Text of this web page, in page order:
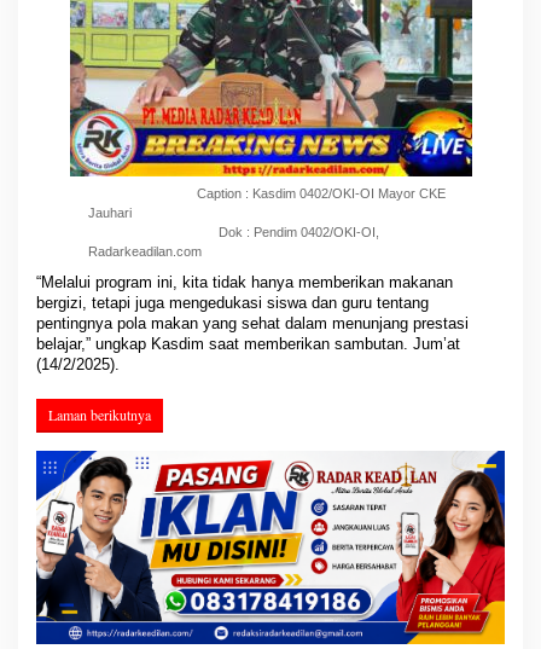
Caption : Kasdim 0402/OKI-OI Mayor CKE
Jauhari
Dok : Pendim 0402/OKI-OI,
Radarkeadilan.com
“Melalui program ini, kita tidak hanya memberikan makanan
bergizi, tetapi juga mengedukasi siswa dan guru tentang
pentingnya pola makan yang sehat dalam menunjang prestasi
belajar,” ungkap Kasdim saat memberikan sambutan. Jum’at
(14/2/2025).
Laman berikutnya